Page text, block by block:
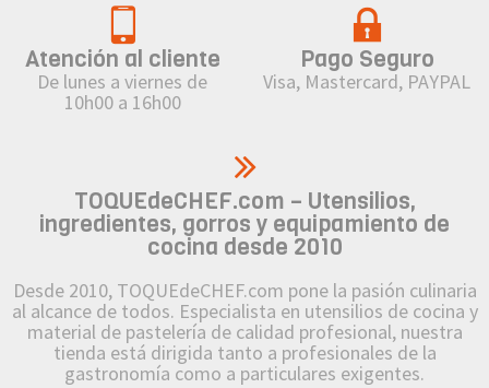
Atención al cliente
De lunes a viernes de
10h00 a 16h00
Pago Seguro
Visa, Mastercard, PAYPAL
TOQUEdeCHEF.com – Utensilios,
ingredientes, gorros y equipamiento de
cocina desde 2010
Desde 2010, TOQUEdeCHEF.com pone la pasión culinaria
al alcance de todos. Especialista en utensilios de cocina y
material de pastelería de calidad profesional, nuestra
tienda está dirigida tanto a profesionales de la
gastronomía como a particulares exigentes.